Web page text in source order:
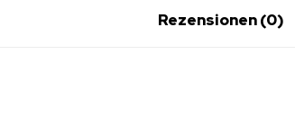
Rezensionen (0)